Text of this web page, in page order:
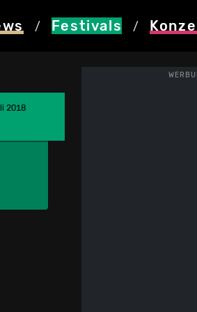
/ Festivals /
2018